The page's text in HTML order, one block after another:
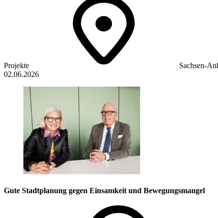
Projekte
Sachsen-
02.06.2026
Gute Stadtplanung gegen Einsamkeit und Bewegungsmangel